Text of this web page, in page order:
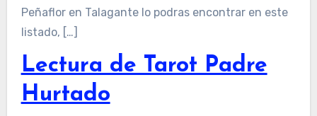
Peñaflor en Talagante lo podras encontrar en este
listado, […]
Lectura de Tarot Padre
Hurtado